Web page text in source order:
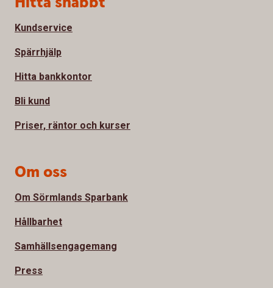
Kundservice
Spärrhjälp
Hitta bankkontor
Bli kund
Priser, räntor och kurser
Om oss
Om Sörmlands Sparbank
Hållbarhet
Samhällsengagemang
Press